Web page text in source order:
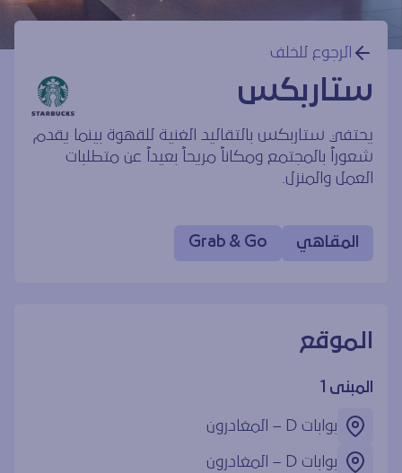
الرجوع للخلف
ستاربكس
يحتفي ستاربكس بالتقاليد الغنية للقهوة بينما يقدم
شعوراً بالمجتمع ومكاناً مريحاً بعيداً عن متطلبات
العمل والمنزل.
المقاهي Grab & Go
الموقع
المبنى 1
بوابات ‎D – المغادرون
بوابات ‎D – المغادرون